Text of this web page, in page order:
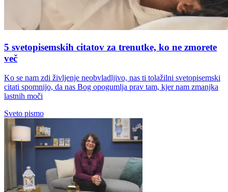
5 svetopisemskih citatov za trenutke, ko ne zmorete
več
Ko se nam zdi življenje neobvladljivo, nas ti tolažilni svetopisemski
citati spomnijo, da nas Bog opogumlja prav tam, kjer nam zmanjka
lastnih moči
Sveto pismo